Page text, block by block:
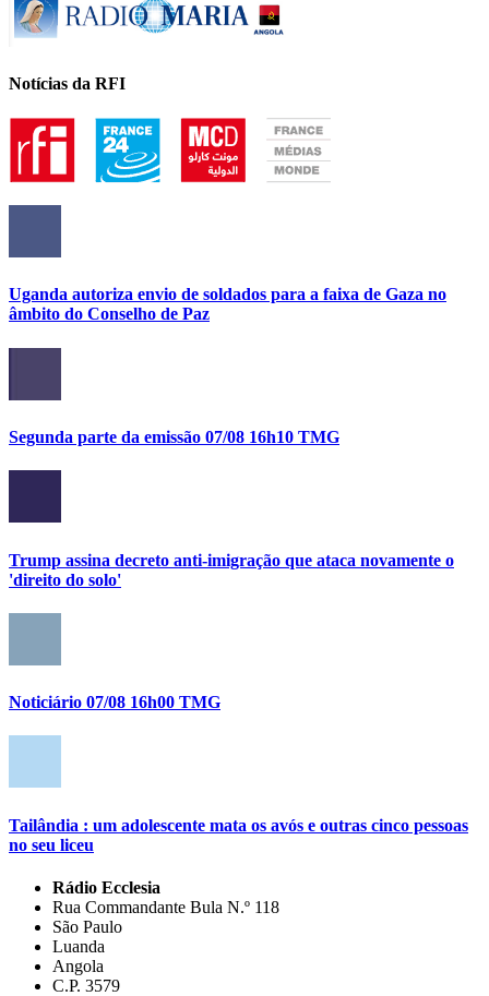
Notícias da RFI
Uganda autoriza envio de soldados para a faixa de Gaza no
âmbito do Conselho de Paz
Segunda parte da emissão 07/08 16h10 TMG
Trump assina decreto anti-imigração que ataca novamente o
'direito do solo'
Noticiário 07/08 16h00 TMG
Tailândia : um adolescente mata os avós e outras cinco pessoas
no seu liceu
Rádio Ecclesia
Rua Commandante Bula N.º 118
São Paulo
Luanda
Angola
C.P. 3579